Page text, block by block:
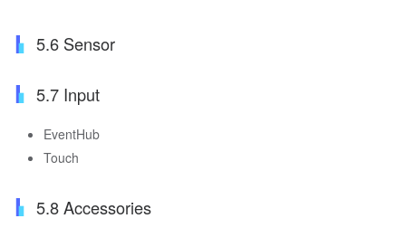
5.6 Sensor
5.7 Input
EventHub
Touch
5.8 Accessories